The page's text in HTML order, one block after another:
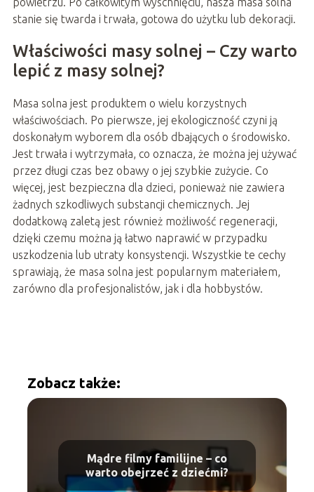
stanie się twarda i trwała, gotowa do użytku lub dekoracji.
Właściwości masy solnej – Czy warto
lepić z masy solnej?
Masa solna jest produktem o wielu korzystnych
właściwościach. Po pierwsze, jej ekologiczność czyni ją
doskonałym wyborem dla osób dbających o środowisko.
Jest trwała i wytrzymała, co oznacza, że można jej używać
przez długi czas bez obawy o jej szybkie zużycie. Co
więcej, jest bezpieczna dla dzieci, ponieważ nie zawiera
żadnych szkodliwych substancji chemicznych. Jej
dodatkową zaletą jest również możliwość regeneracji,
dzięki czemu można ją łatwo naprawić w przypadku
uszkodzenia lub utraty konsystencji. Wszystkie te cechy
sprawiają, że masa solna jest popularnym materiałem,
zarówno dla profesjonalistów, jak i dla hobbystów.
Zobacz także:
Mądre filmy familijne – co
warto obejrzeć z dziećmi?